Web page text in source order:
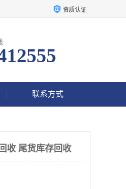
资质认证
:
联系方式
收 尾货库存回收